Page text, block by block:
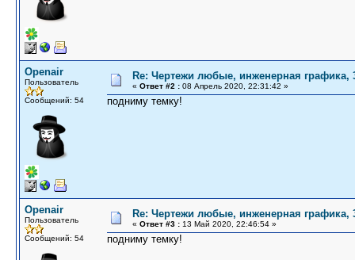
Openair
Пользователь
Сообщений: 54
Re: Чертежи любые, инженерная графика,
« Ответ #2 : 08 Апрель 2020, 22:31:42 »
подниму темку!
Openair
Пользователь
Сообщений: 54
Re: Чертежи любые, инженерная графика,
« Ответ #3 : 13 Май 2020, 22:46:54 »
подниму темку!